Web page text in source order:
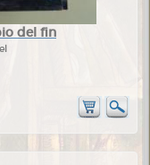
del fin